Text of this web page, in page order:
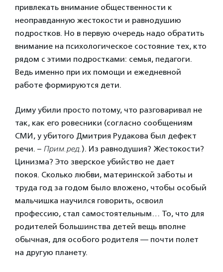
привлекать внимание общественности к
неоправданную жестокости и равнодушию
подростков. Но в первую очередь надо обратить
внимание на психологическое состояние тех, кто
рядом с этими подростками: семья, педагоги.
Ведь именно при их помощи и ежедневной
работе формируются дети.
Диму убили просто потому, что разговаривал не
так, как его ровесники (согласно сообщениям
СМИ, у убитого Дмитрия Рудакова был дефект
речи. – Прим.ред.). Из равнодушия? Жестокости?
Цинизма? Это зверское убийство не дает
покоя. Сколько любви, материнской заботы и
труда год за годом было вложено, чтобы особый
мальчишка научился говорить, освоил
профессию, стал самостоятельным… То, что для
родителей большинства детей вещь вполне
обычная, для особого родителя — почти полет
на другую планету.